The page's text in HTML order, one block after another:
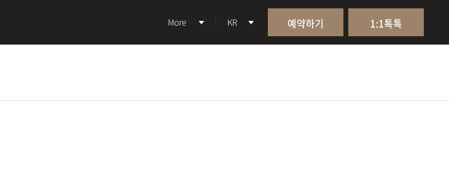
More KR 예약하기 1:1톡톡